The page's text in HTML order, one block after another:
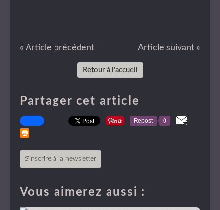
« Article précédent Article suivant »
Retour à l'accueil
Partager cet article
Repost 0
S'inscrire à la newsletter
Vous aimerez aussi :